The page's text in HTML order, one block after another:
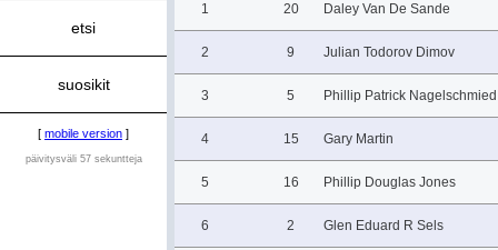
etsi
suosikit
[ mobile version ]
päivitysväli 57 sekuntteja
1 20 Daley Van De Sande
2 9 Julian Todorov Dimov
3 5 Phillip Patrick Nagelschmied
4 15 Gary Martin
5 16 Phillip Douglas Jones
6 2 Glen Eduard R Sels